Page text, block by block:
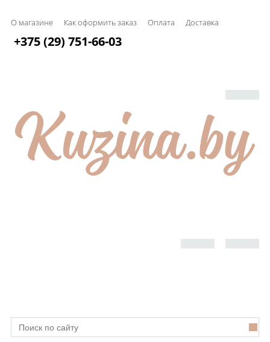
О магазине Как оформить заказ Оплата Доставка
+375 (29) 751-66-03